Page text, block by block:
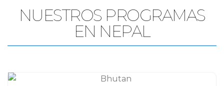
NUESTROS PROGRAMAS
EN NEPAL